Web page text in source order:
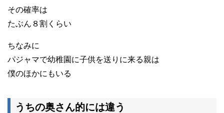
その確率は
たぶん８割くらい
ちなみに
パジャマで幼稚園に子供を送りに来る親は
僕のほかにもいる
うちの奥さん的には違う